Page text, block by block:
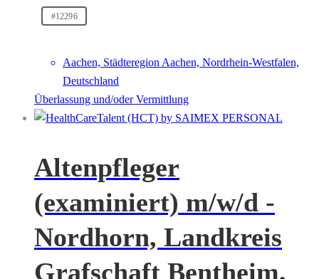
#12296
Aachen, Städteregion Aachen, Nordrhein-Westfalen,
Deutschland
Überlassung und/oder Vermittlung
Altenpfleger
(examiniert) m/w/d -
Nordhorn, Landkreis
Grafschaft Bentheim,